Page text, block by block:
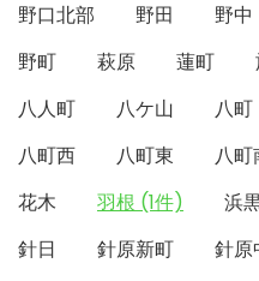
野口北部
野田 野中
野町
萩原 蓮町
八人町
八ケ山 八町
八町西
八町東 八町
花木
羽根 (1件) 浜
針日
針原新町 針原